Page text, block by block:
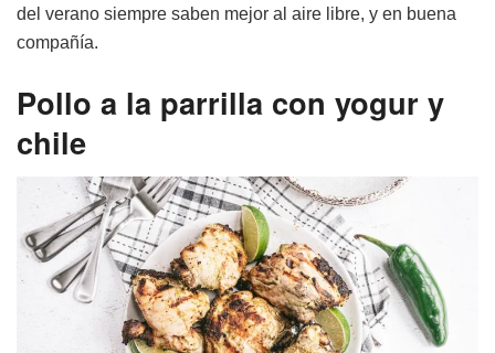
del verano siempre saben mejor al aire libre, y en buena
compañía.
Pollo a la parrilla con yogur y
chile